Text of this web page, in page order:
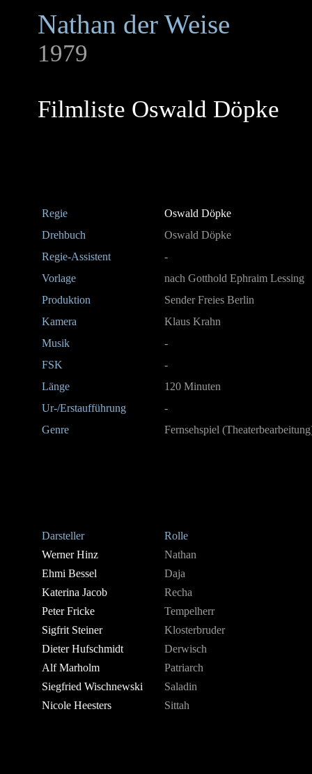
Nathan der Weise
1979
Filmliste Oswald Döpke
Regie
Oswald Döpke
Drehbuch
Oswald Döpke
Regie-Assistent
-
Vorlage
nach Gotthold Ephraim Lessing
Produktion
Sender Freies Berlin
Kamera
Klaus Krahn
Musik
-
FSK
-
Länge
120 Minuten
Ur-/Erstaufführung
-
Genre
Fernsehspiel
Darsteller
Rolle
Werner Hinz
Nathan
Ehmi Bessel
Daja
Katerina Jacob
Recha
Peter Fricke
Tempelherr
Sigfrit Steiner
Klosterbruder
Dieter Hufschmidt
Derwisch
Alf Marholm
Patriarch
Siegfried Wischnewski
Saladin
Nicole Heesters
Sittah